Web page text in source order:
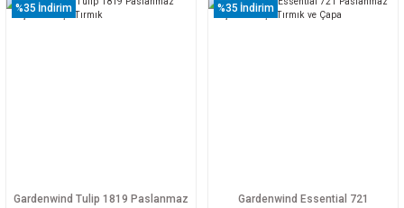
%35 İndirim
Gardenwind Tulip 1819 Paslanmaz
%35 İndirim
Gardenwind Essential 721